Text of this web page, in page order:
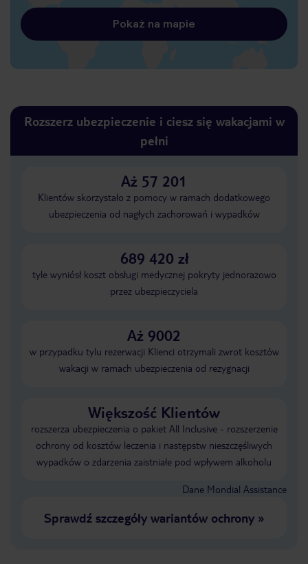
Pokaż na mapie
Rozszerz ubezpieczenie i ciesz się wakacjami w
pełni
Aż 57 201
Klientów skorzystało z pomocy w ramach dodatkowego
ubezpieczenia od nagłych zachorowań i wypadków
689 420 zł
tyle wyniósł koszt obsługi medycznej pokryty jednorazowo
przez ubezpieczyciela
Aż 9002
w przypadku tylu rezerwacji Klienci otrzymali zwrot kosztów
wakacji w ramach ubezpieczenia od rezygnacji
Większość Klientów
rozszerza ubezpieczenia o pakiet All Inclusive - rozszerzenie
ochrony od kosztów leczenia i następstw nieszczęśliwych
wypadków o zdarzenia zaistniałe pod wpływem alkoholu
Dane Mondial Assistance
Sprawdź szczegóły wariantów ochrony»